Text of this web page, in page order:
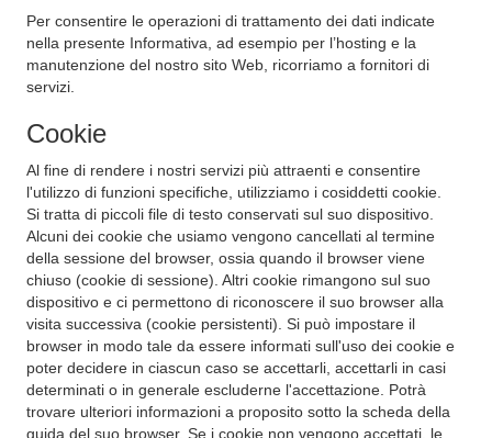
Per consentire le operazioni di trattamento dei dati indicate
nella presente Informativa, ad esempio per l’hosting e la
manutenzione del nostro sito Web, ricorriamo a fornitori di
servizi.
Cookie
Al fine di rendere i nostri servizi più attraenti e consentire
l'utilizzo di funzioni specifiche, utilizziamo i cosiddetti cookie.
Si tratta di piccoli file di testo conservati sul suo dispositivo.
Alcuni dei cookie che usiamo vengono cancellati al termine
della sessione del browser, ossia quando il browser viene
chiuso (cookie di sessione). Altri cookie rimangono sul suo
dispositivo e ci permettono di riconoscere il suo browser alla
visita successiva (cookie persistenti). Si può impostare il
browser in modo tale da essere informati sull'uso dei cookie e
poter decidere in ciascun caso se accettarli, accettarli in casi
determinati o in generale escluderne l'accettazione. Potrà
trovare ulteriori informazioni a proposito sotto la scheda della
guida del suo browser. Se i cookie non vengono accettati, le